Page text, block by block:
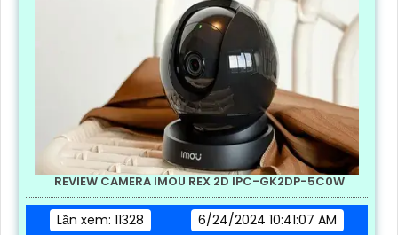
REVIEW CAMERA IMOU REX 2D IPC-GK2DP-5C0W
Lần xem: 11328
6/24/2024 10:41:07 AM